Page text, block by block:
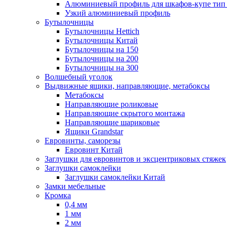
Алюминиевый профиль для шкафов-купе
Узкий алюминиевый профиль
Бутылочницы
Бутылочницы Hettich
Бутылочницы Китай
Бутылочницы на 150
Бутылочницы на 200
Бутылочницы на 300
Волшебный уголок
Выдвижные ящики, направляющие, метабоксы
Метабоксы
Направляющие роликовые
Направляющие скрытого монтажа
Направляющие шариковые
Ящики Grandstar
Евровинты, саморезы
Евровинт Китай
Заглушки для евровинтов и эксцентриковых стяжек
Заглушки самоклейки
Заглушки самоклейки Китай
Замки мебельные
Кромка
0,4 мм
1 мм
2 мм